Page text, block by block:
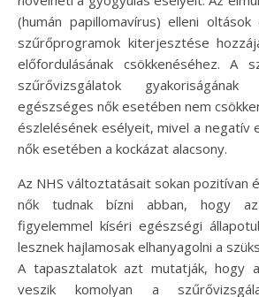
(humán papillomavírus) elleni
szűrőprogramok kiterjesztése
előfordulásának csökkenéséhez. A
szűrővizsgálatok
egészséges nők esetében nem
észlelésének esélyeit, mivel a negatív
nők esetében a kockázat alacsony.
Az NHS változtatásait sokan pozitívan
nők tudnak bízni abban, hogy
figyelemmel kíséri egészségi
lesznek hajlamosak elhanyagolni a
A tapasztalatok azt mutatják, hogy
veszik komolyan a